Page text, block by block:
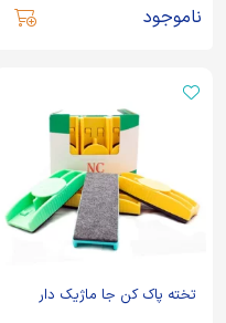
ناموجود
تخته پاک کن جا ماژیک دار